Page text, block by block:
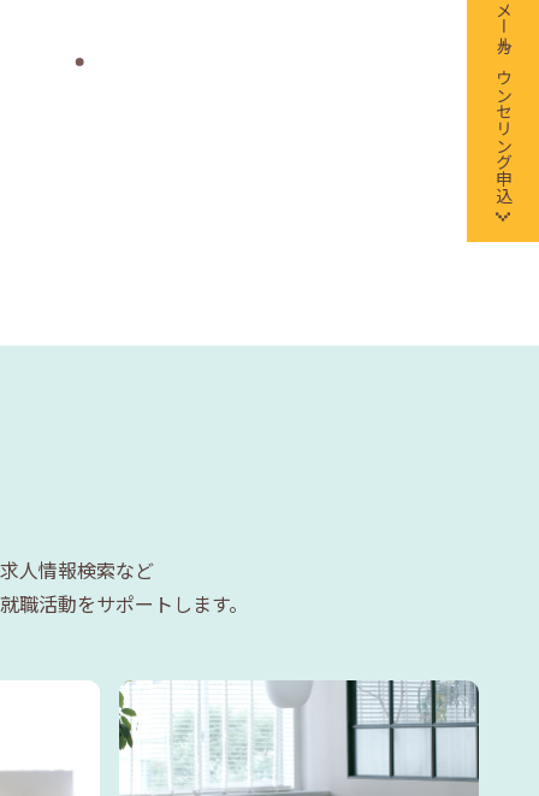
メールカウンセリング申込
人情報検索など
活動をサポートします。